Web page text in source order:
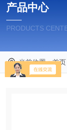
产品中心
PRODUCTS
当前位置：首页